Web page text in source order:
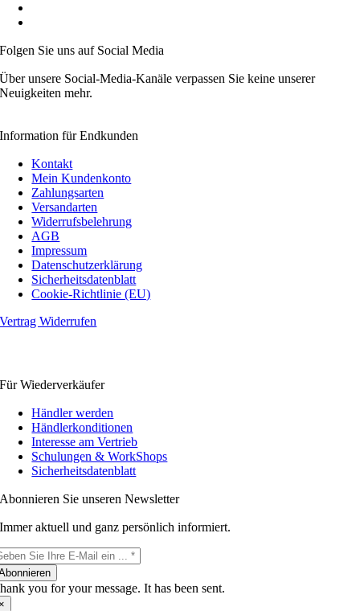
Folgen Sie uns auf Social Media
Über unsere Social-Media-Kanäle verpassen Sie keine unserer
Neuigkeiten mehr.
Information für Endkunden
Kontakt
Mein Kundenkonto
Zahlungsarten
Versandarten
Widerrufsbelehrung
AGB
Impressum
Datenschutzerklärung
Sicherheitsdatenblatt
Cookie-Richtlinie (EU)
Vertrag Widerrufen
Für Wiederverkäufer
Händler werden
Händlerkonditionen
Interesse am Vertrieb
Schulungen & WorkShops
Sicherheitsdatenblatt
Abonnieren Sie unseren Newsletter
Immer aktuell und ganz persönlich informiert.
you for your message. It has been sent.